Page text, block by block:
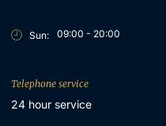
Sun: 09:00 - 20:00
Telephone service
24 hour service